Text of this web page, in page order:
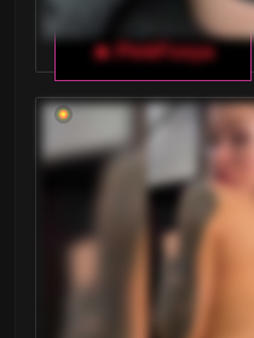
Palenie
Rude
Sex Grupowy
Stopy Fetysz
Studentki
Umięśnione
🔥 PinkFoxya